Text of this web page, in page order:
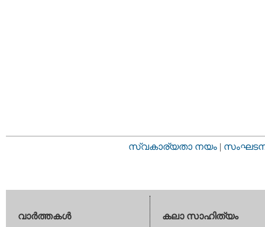
സ്വകാര്യതാ നയം |
വാര്‍ത്തകള്‍
കലാ സാഹിത്യം